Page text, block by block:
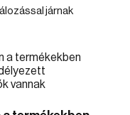
járnak